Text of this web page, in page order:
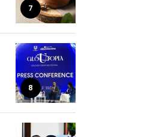
7
8